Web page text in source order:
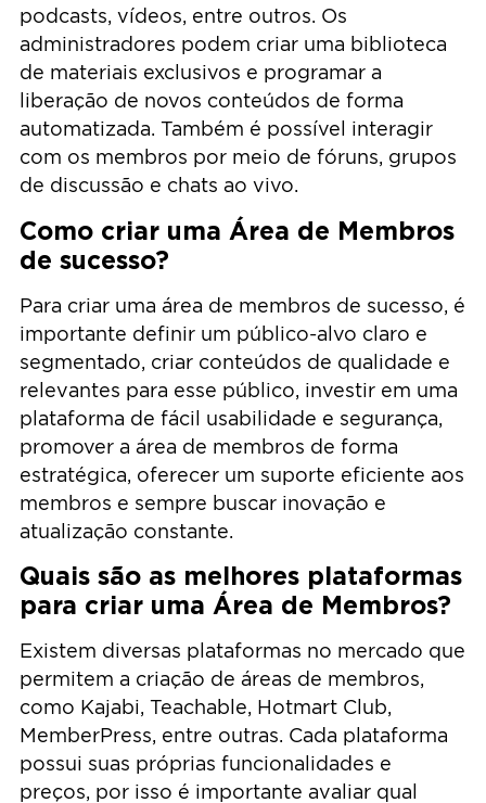
podcasts, vídeos, entre outros. Os
administradores podem criar uma biblioteca
de materiais exclusivos e programar a
liberação de novos conteúdos de forma
automatizada. Também é possível interagir
com os membros por meio de fóruns, grupos
de discussão e chats ao vivo.
Como criar uma Área de Membros
de sucesso?
Para criar uma área de membros de sucesso, é
importante definir um público-alvo claro e
segmentado, criar conteúdos de qualidade e
relevantes para esse público, investir em uma
plataforma de fácil usabilidade e segurança,
promover a área de membros de forma
estratégica, oferecer um suporte eficiente aos
membros e sempre buscar inovação e
atualização constante.
Quais são as melhores plataformas
para criar uma Área de Membros?
Existem diversas plataformas no mercado que
permitem a criação de áreas de membros,
como Kajabi, Teachable, Hotmart Club,
MemberPress, entre outras. Cada plataforma
possui suas próprias funcionalidades e
preços, por isso é importante avaliar qual